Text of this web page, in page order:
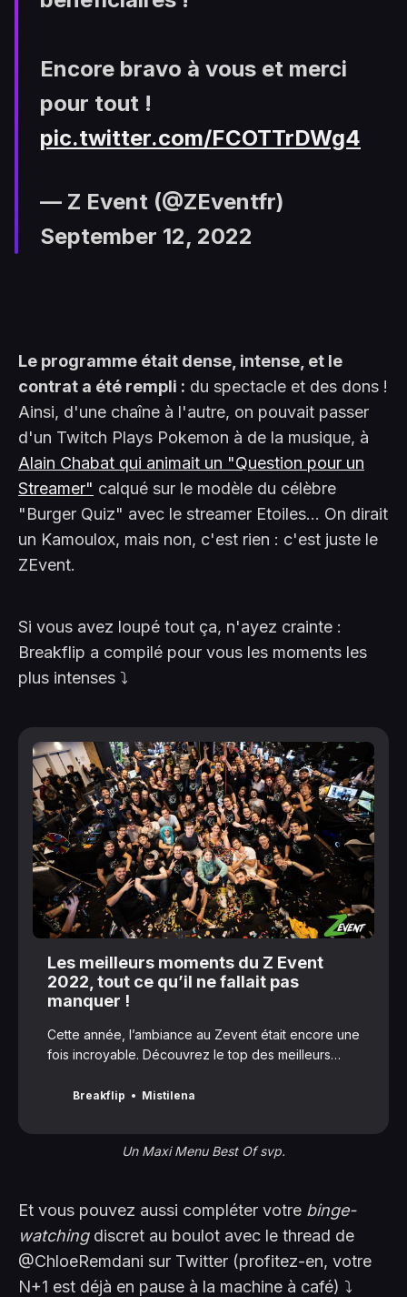
Encore bravo à vous et merci
pour tout !
pic.twitter.com/FCOTTrDWg4
— Z Event (@ZEventfr)
September 12, 2022
Le programme était dense, intense, et le
contrat a été rempli : du spectacle et des dons !
Ainsi, d'une chaîne à l'autre, on pouvait passer
d'un Twitch Plays Pokemon à de la musique, à
Alain Chabat qui animait un "Question pour un
Streamer" calqué sur le modèle du célèbre
"Burger Quiz" avec le streamer Etoiles... On dirait
un Kamoulox, mais non, c'est rien : c'est juste le
ZEvent.
Si vous avez loupé tout ça, n'ayez crainte :
Breakflip a compilé pour vous les moments les
plus intenses ⤵️
Les meilleurs moments du Z Event
2022, tout ce qu’il ne fallait pas
manquer !
Cette année, l’ambiance au Zevent était encore une
fois incroyable. Découvrez le top des meilleurs
ZEvent !Breakflip Mistilena
Un Maxi Menu Best Of svp.
Et vous pouvez aussi compléter votre binge-
watching discret au boulot avec le thread de
@ChloeRemdani sur Twitter (profitez-en, votre
N+1 est déjà en pause à la machine à café) ⤵️